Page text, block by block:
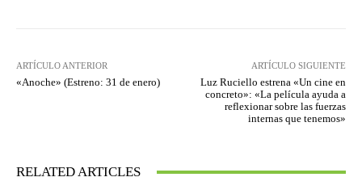
ARTÍCULO ANTERIOR
«Anoche» (Estreno: 31 de enero)
ARTÍCULO SIGUIENTE
Luz Ruciello estrena «Un cine en
concreto»: «La película ayuda a
reflexionar sobre las fuerzas
internas que tenemos»
RELATED ARTICLES